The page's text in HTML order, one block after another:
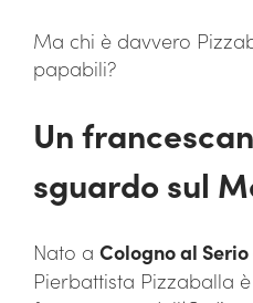
Ma chi è davvero
papabili?
Un
sguardo sul
Nato a Cologno al
Pierbattista Pizzaballa